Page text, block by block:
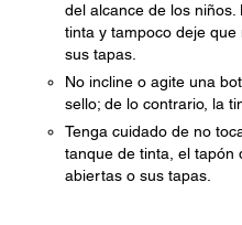
del alcance de los
tinta y tampoco deje
sus tapas.
No incline o agite una
sello; de lo contrario, la
Tenga cuidado de no
tanque de tinta, el tapón
abiertas o sus tapas.